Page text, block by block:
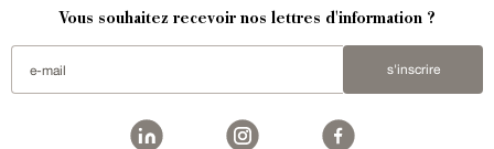
Vous souhaitez recevoir nos lettres d'information ?
s'inscrire